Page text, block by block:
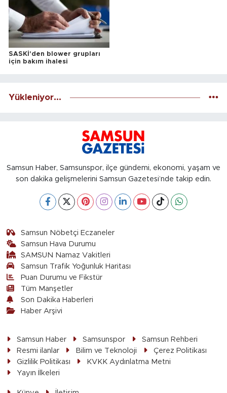
SASKİ'den blower grupları
için bakım ihalesi
Yükleniyor...
Samsun Haber, Samsunspor, ilçe gündemi, ekonomi, yaşam ve
son dakika gelişmelerini Samsun Gazetesi’nde takip edin.
Samsun Nöbetçi Eczaneler
Samsun Hava Durumu
SAMSUN Namaz Vakitleri
Samsun Trafik Yoğunluk Haritası
Puan Durumu ve Fikstür
Tüm Manşetler
Son Dakika Haberleri
Haber Arşivi
Samsun Haber Samsunspor
Samsun Rehberi
Resmi ilanlar
Bilim ve Teknoloji
Çerez Politikası
Gizlilik Politikası
KVKK Aydınlatma Metni
Yayın İlkeleri